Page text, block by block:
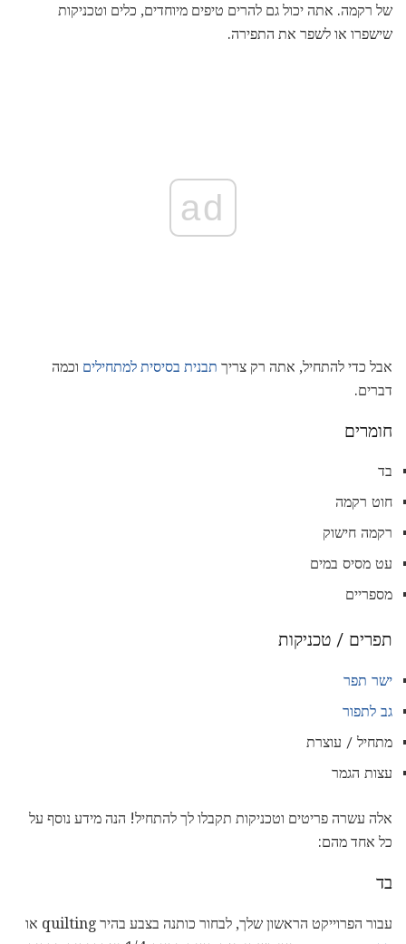
של רקמה. אתה יכול גם להרים טיפים מיוחדים, כלים וטכניקות
שישפרו או לשפר את התפירה.
ad
אבל כדי להתחיל, אתה רק צריך תבנית בסיסית למתחילים וכמה
דברים.
חומרים
בד
חוט רקמה
רקמה חישוק
עט מסיס במים
מספריים
תפרים / טכניקות
ישר תפר
גב לתפור
מתחיל / עוצרת
עצות הגמר
אלה עשרה פריטים וטכניקות תקבלו לך להתחיל! הנה מידע נוסף על
כל אחד מהם:
בד
עבור הפרוייקט הראשון שלך, לבחור כותנה בצבע בהיר quilting או